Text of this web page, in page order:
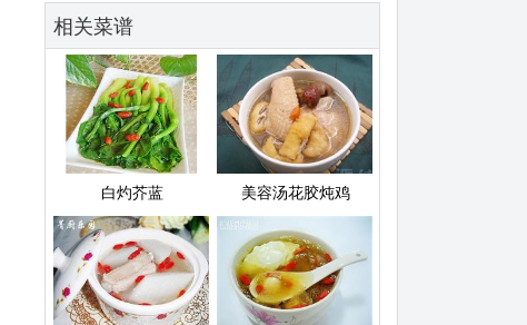
相关菜谱
白灼芥蓝 美容汤花胶炖鸡